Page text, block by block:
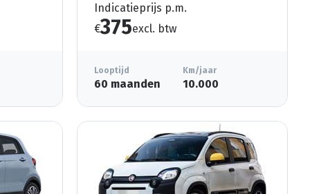
Indicatieprijs p.m.
€375excl. btw
Looptijd
60 maanden
Km/jaar
10.000